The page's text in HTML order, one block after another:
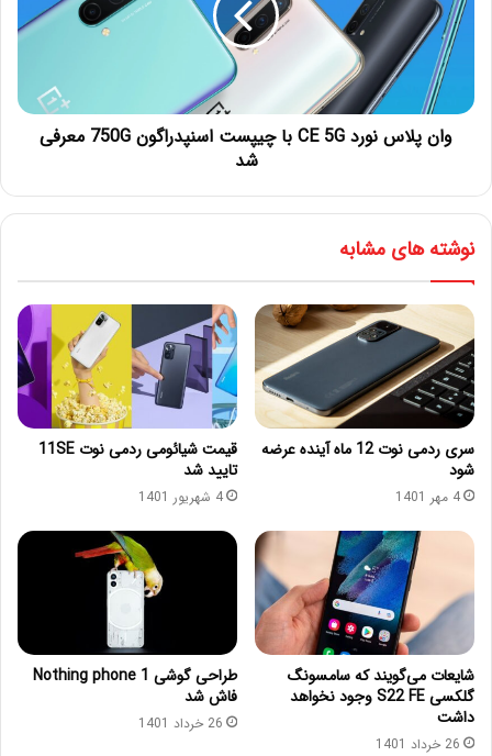
وان پلاس نورد CE 5G با چیپست اسنپدراگون 750G معرفی
شد
نوشته های مشابه
سری ردمی نوت 12 ماه آینده عرضه
شود
4 مهر 1401
قیمت شیائومی ردمی نوت 11SE
تایید شد
4 شهریور 1401
شایعات می‌گویند که سامسونگ
گلکسی S22 FE وجود نخواهد
داشت
26 خرداد 1401
طراحی گوشی Nothing phone 1
فاش شد
26 خرداد 1401